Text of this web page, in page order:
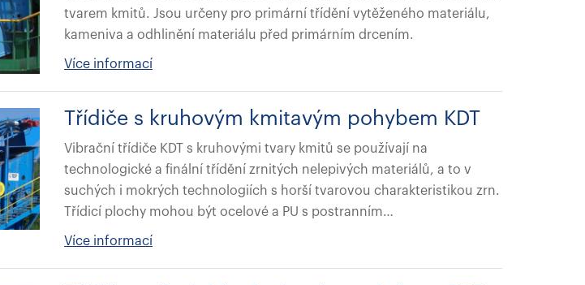
tvarem kmitů. Jsou určeny pro primární třídění vytěženého materiálu,
kameniva a odhlinění materiálu před primárním drcením.
Více informací
Třídiče s kruhovým kmitavým pohybem KDT
Vibrační třídiče KDT s kruhovými tvary kmitů se používají na
technologické a finální třídění zrnitých nelepivých materiálů, a to v
suchých i mokrých technologiích s horší tvarovou charakteristikou zrn.
Třídicí plochy mohou být ocelové a PU s postranním…
Více informací